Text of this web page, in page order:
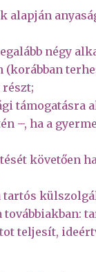
alapján
négy
–, ha a
követően
teljesít,